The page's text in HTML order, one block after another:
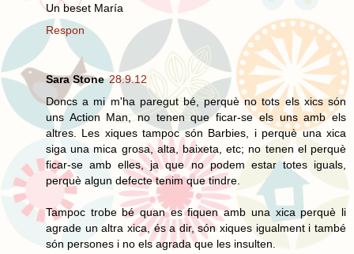
Un beset María
Respon
Sara Stone 28.9.12
Doncs a mi m'ha paregut bé, perquè no tots els xics són
uns Action Man, no tenen que ficar-se els uns amb els
altres. Les xiques tampoc són Barbies, i perquè una xica
siga una mica grosa, alta, baixeta, etc; no tenen el perquè
ficar-se amb elles, ja que no podem estar totes iguals,
perquè algun defecte tenim que tindre.
Tampoc trobe bé quan es fiquen amb una xica perquè li
agrade un altra xica, és a dir, són xiques igualment i també
són persones i no els agrada que les insulten.